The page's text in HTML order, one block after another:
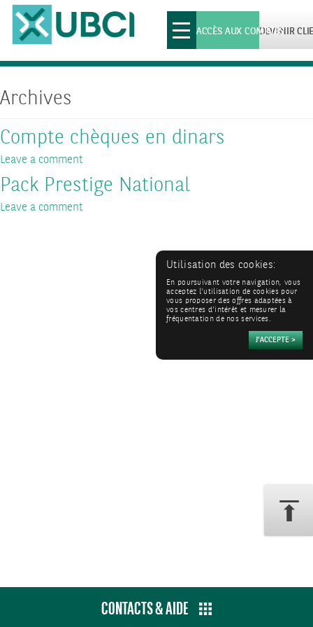
Toggle
navigationDEVENIR
ACCÈS AUX COMPTES
Archives
Compte chèques en dinars
Leave a comment
Pack Prestige National
Leave a comment
CONTACTS & AIDE
Utilisation des cookies:
En poursuivant votre navigation, vous
acceptez l'utilisation de cookies pour
vous proposer des offres adaptées à
vos centres d'intérêt et mesurer la
fréquentation de nos services.